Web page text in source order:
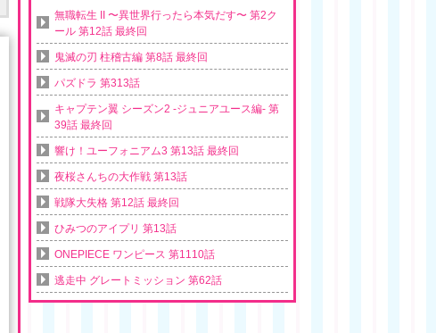
無職転生 II 〜異世界行ったら本気だす〜 第2ク
ール 第12話 最終回
鬼滅の刃 柱稽古編 第8話 最終回
パズドラ 第313話
キャプテン翼 シーズン2 -ジュニアユース編- 第
39話 最終回
響け！ユーフォニアム3 第13話 最終回
夜桜さんちの大作戦 第13話
戦隊大失格 第12話 最終回
ひみつのアイプリ 第13話
ONEPIECE ワンピース 第1110話
逃走中 グレートミッション 第62話